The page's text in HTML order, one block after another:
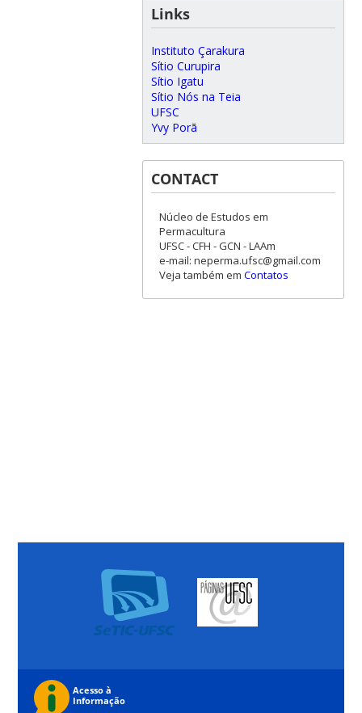
Links
Instituto Çarakura
Sítio Curupira
Sítio Igatu
Sítio Nós na Teia
UFSC
Yvy Porã
CONTACT
Núcleo de Estudos em
Permacultura
UFSC - CFH - GCN - LAAm
e-mail: neperma.ufsc@gmail.com
Veja também em Contatos